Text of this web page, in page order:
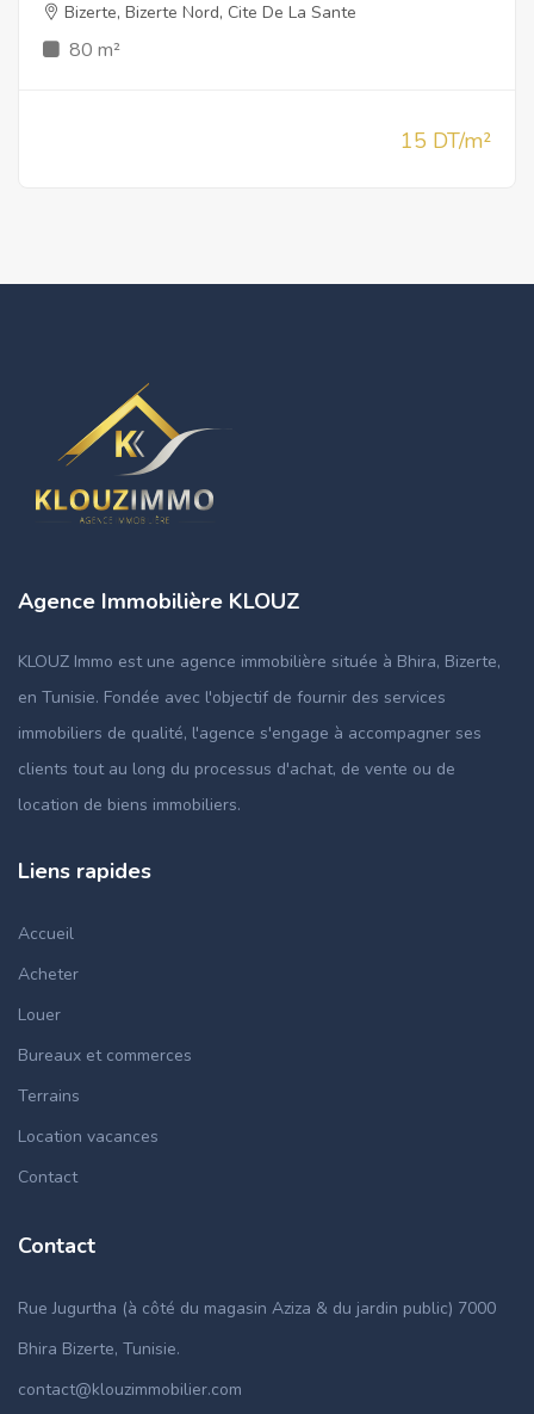
Bizerte, Bizerte Nord, Cite De La Sante
80 m²
15 DT/m²
Agence Immobilière KLOUZ
KLOUZ Immo est une agence immobilière située à Bhira, Bizerte,
en Tunisie. Fondée avec l'objectif de fournir des services
immobiliers de qualité, l'agence s'engage à accompagner ses
clients tout au long du processus d'achat, de vente ou de
location de biens immobiliers.
Liens rapides
Accueil
Acheter
Louer
Bureaux et commerces
Terrains
Location vacances
Contact
Contact
Rue Jugurtha (à côté du magasin Aziza & du jardin public) 7000
Bhira Bizerte, Tunisie.
contact@klouzimmobilier.com